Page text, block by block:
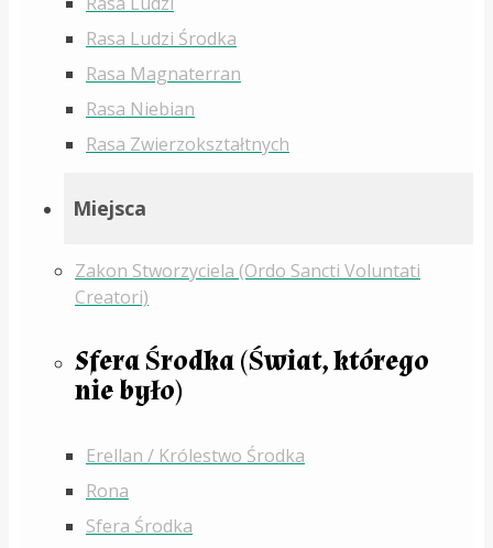
Rasa Ludzi Środka
Rasa Magnaterran
Rasa Niebian
Rasa Zwierzokształtnych
Miejsca
Zakon Stworzyciela (Ordo Sancti Voluntati
Creatori)
Sfera Środka (Świat, którego
nie było)
Erellan / Królestwo Środka
Rona
Sfera Środka